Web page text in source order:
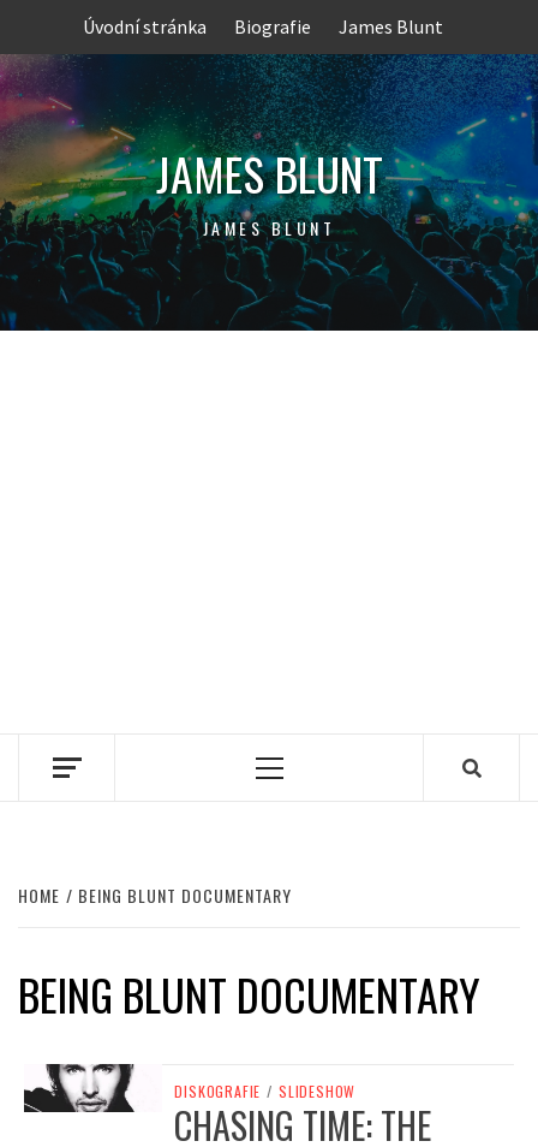
content
Úvodní stránka Biografie James Blunt
JAMES BLUNT
JAMES BLUNT
Primary
HOME BEING BLUNT DOCUMENTARY
BEING BLUNT DOCUMENTARY
DISKOGRAFIE / SLIDESHOW
CHASING TIME: THE